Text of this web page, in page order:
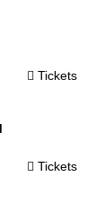
Tickets
Tickets